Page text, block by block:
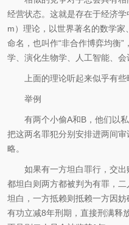
经营状态。这就是存在于经济
m）理论，以世界著名的数学家
命名，也叫作“非合作博弈均衡
学、演化生物学、人工智能、会
上面的理论听起来似乎有
举例
有两个小偷A和B，他们以
把这两名罪犯分别安排进两间
略。
如果有一方坦白罪行，交
都坦白则两方都被判为有罪，
坦白，一方抵赖则抵赖一方因
有功立减8年刑期，直接刑满释